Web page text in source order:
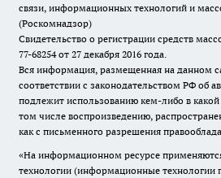
связи, информационных технологий и
(Роскомнадзор)
Свидетельство о регистрации средств
77-68254 от 27 декабря 2016 года.
Вся информация, размещенная на данном
соответствии с законодательством РФ об
подлежит использованию кем-либо в
том числе воспроизведению,
как с письменного разрешения
«На информационном ресурсе
технологии (информационные технологии